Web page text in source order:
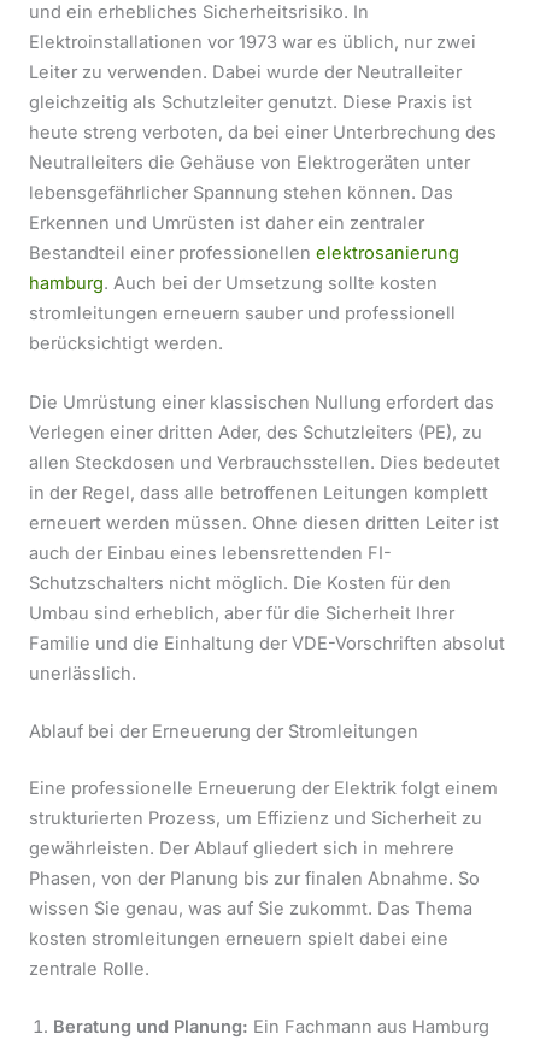
und ein erhebliches Sicherheitsrisiko. In
Elektroinstallationen vor 1973 war es üblich, nur zwei
Leiter zu verwenden. Dabei wurde der Neutralleiter
gleichzeitig als Schutzleiter genutzt. Diese Praxis ist
heute streng verboten, da bei einer Unterbrechung des
Neutralleiters die Gehäuse von Elektrogeräten unter
lebensgefährlicher Spannung stehen können. Das
Erkennen und Umrüsten ist daher ein zentraler
Bestandteil einer professionellen elektrosanierung
hamburg. Auch bei der Umsetzung sollte kosten
stromleitungen erneuern sauber und professionell
berücksichtigt werden.
Die Umrüstung einer klassischen Nullung erfordert das
Verlegen einer dritten Ader, des Schutzleiters (PE), zu
allen Steckdosen und Verbrauchsstellen. Dies bedeutet
in der Regel, dass alle betroffenen Leitungen komplett
erneuert werden müssen. Ohne diesen dritten Leiter ist
auch der Einbau eines lebensrettenden FI-
Schutzschalters nicht möglich. Die Kosten für den
Umbau sind erheblich, aber für die Sicherheit Ihrer
Familie und die Einhaltung der VDE-Vorschriften absolut
unerlässlich.
Ablauf bei der Erneuerung der Stromleitungen
Eine professionelle Erneuerung der Elektrik folgt einem
strukturierten Prozess, um Effizienz und Sicherheit zu
gewährleisten. Der Ablauf gliedert sich in mehrere
Phasen, von der Planung bis zur finalen Abnahme. So
wissen Sie genau, was auf Sie zukommt. Das Thema
kosten stromleitungen erneuern spielt dabei eine
zentrale Rolle.
Beratung und Planung: Ein Fachmann aus Hamburg